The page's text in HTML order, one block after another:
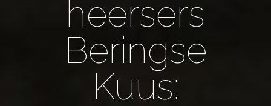
heersers
Beringse
Kuus: